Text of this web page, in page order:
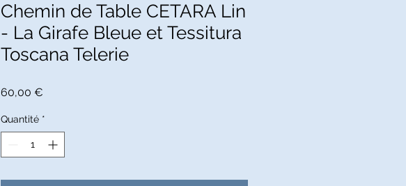
Chemin de Table CETARA Lin
- La Girafe Bleue et Tessitura
Toscana Telerie
60,00 €
Quantité *